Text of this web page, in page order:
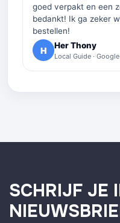
goed verpakt en een
bedankt! Ik ga zeker
bestellen!
H Her Thony
Local Guide · Google
SCHRIJF JE